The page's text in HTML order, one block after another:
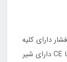
دارای کلیه
استانداردهای داخلی و استاندارد کیفیت اروپا CE دارای شیر